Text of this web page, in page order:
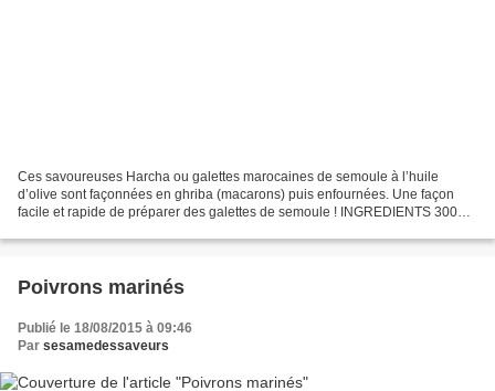
Ces savoureuses Harcha ou galettes marocaines de semoule à l’huile
d’olive sont façonnées en ghriba (macarons) puis enfournées. Une façon
facile et rapide de préparer des galettes de semoule ! INGREDIENTS 300g
Poivrons marinés
Publié le 18/08/2015 à 09:46
Par sesamedessaveurs